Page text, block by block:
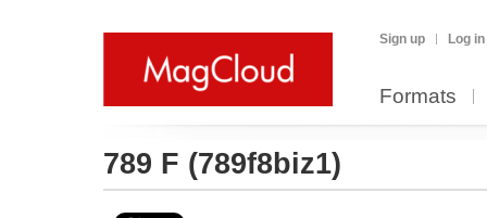
Sign up Log in
Formats
789 F (789f8biz1)